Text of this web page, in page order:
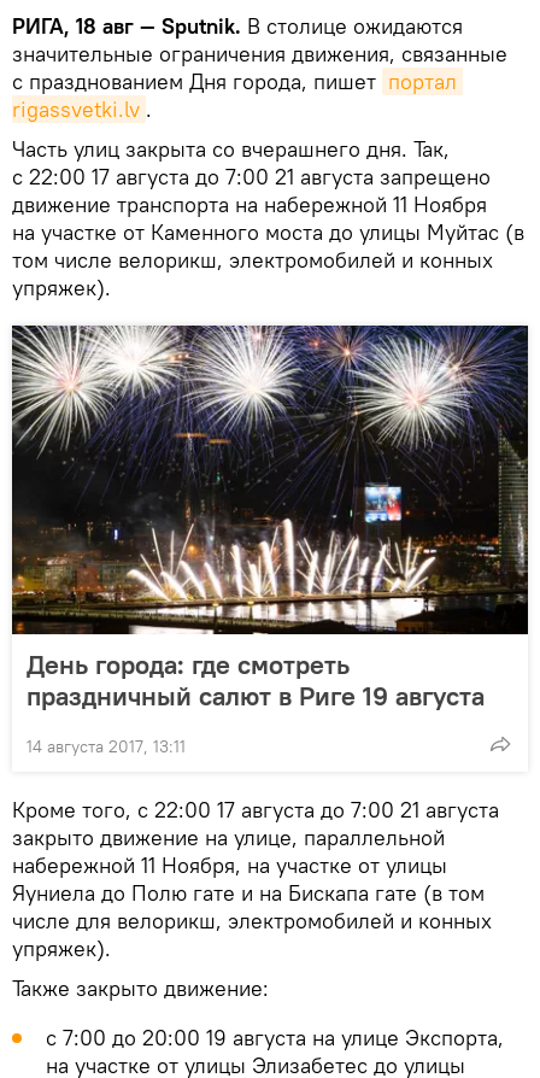
РИГА, 18 авг — Sputnik. В столице ожидаются
значительные ограничения движения, связанные
с празднованием Дня города, пишет портал
rigassvetki.lv .
Часть улиц закрыта со вчерашнего дня. Так,
с 22:00 17 августа до 7:00 21 августа запрещено
движение транспорта на набережной 11 Ноября
на участке от Каменного моста до улицы Муйтас (в
том числе велорикш, электромобилей и конных
упряжек).
День города: где смотреть
праздничный салют в Риге 19 августа
14 августа 2017, 13:11
Кроме того, с 22:00 17 августа до 7:00 21 августа
закрыто движение на улице, параллельной
набережной 11 Ноября, на участке от улицы
Яуниела до Полю гате и на Бискапа гате (в том
числе для велорикш, электромобилей и конных
упряжек).
Также закрыто движение:
с 7:00 до 20:00 19 августа на улице Экспорта,
на участке от улицы Элизабетес до улицы